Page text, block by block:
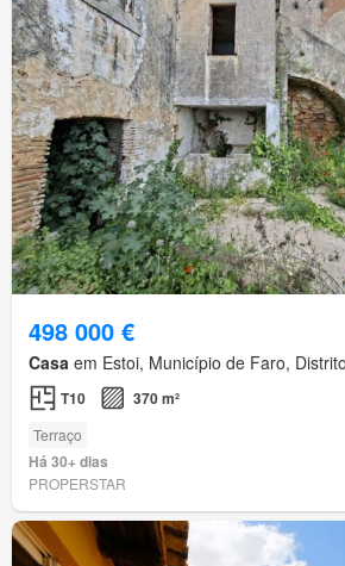
498 000 €
Casa em Estoi, Município de Faro,
T10 370 m²
Terraço
Há 30+ dias
PROPERSTAR